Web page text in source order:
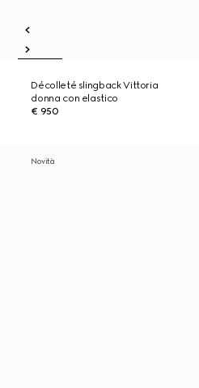
Décolleté slingback Vittoria
donna con elastico
€ 950
Novità